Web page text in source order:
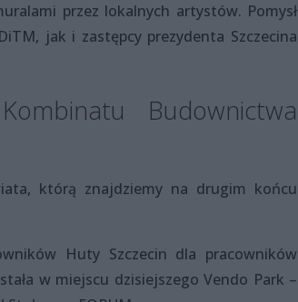
przez lokalnych artystów. Pomysł
jak i zastępcy prezydenta Szczecina
Budownictwa
którą znajdziemy na drugim końcu
Huty Szczecin dla pracowników
w miejscu dzisiejszego Vendo Park –